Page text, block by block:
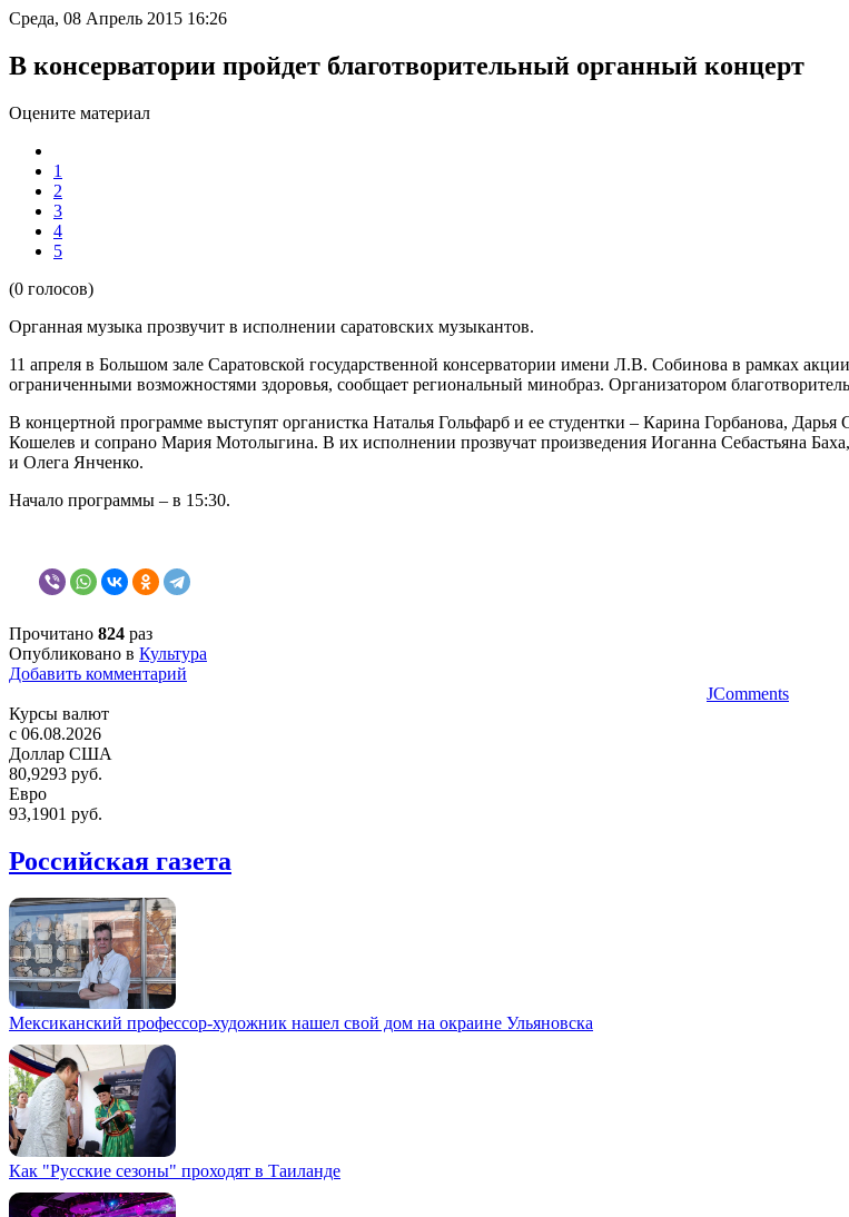
Среда, 08 Апрель 2015 16:26
В консерватории пройдет благотворительный органный концерт
Оцените материал
1
2
3
4
5
(0 голосов)
Органная музыка прозвучит в исполнении саратовских музыкантов.
11 апреля в Большом зале Саратовской государственной консерватории имени Л.В. Собинова в рамках
ограниченными возможностями здоровья, сообщает региональный минобраз. Организатором
В концертной программе выступят органистка Наталья Гольфарб и ее студентки – Карина Горбанова,
Кошелев и сопрано Мария Мотолыгина. В их исполнении прозвучат произведения Иоганна Себастьяна
и Олега Янченко.
Начало программы – в 15:30.
Прочитано 824 раз
Опубликовано в Культура
Добавить комментарий
JComments
Курсы валют
c 06.08.2026
Доллар США
80,9293 руб.
Евро
93,1901 руб.
Российская газета
Мексиканский профессор-художник нашел свой дом на окраине Ульяновска
Как "Русские сезоны" проходят в Таиланде